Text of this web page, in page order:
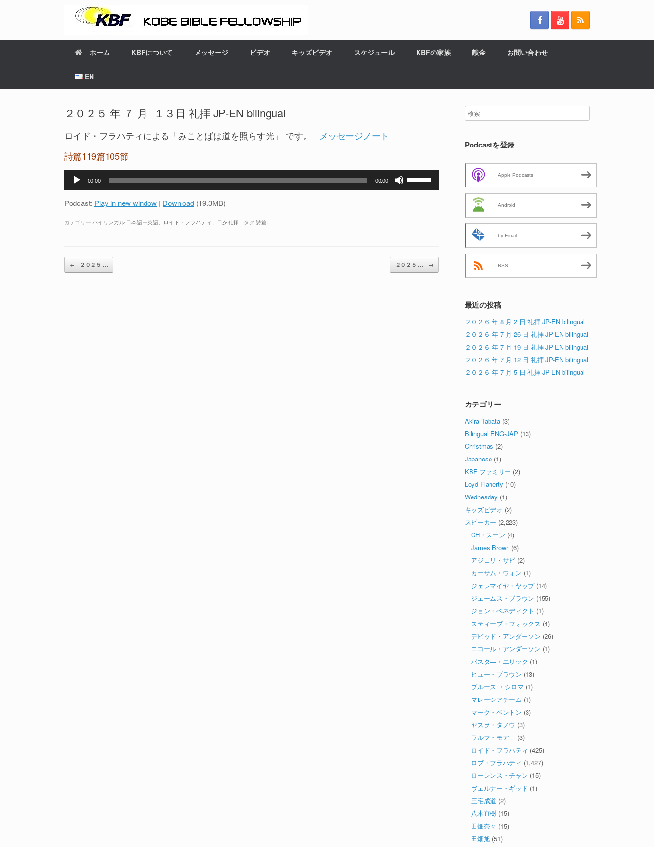
ホーム KBFについて メッセージ ビデオ キッズビデオ スケジュール KBFの家族 献金 お問い合わせ
EN
２０２５ 年 ７ 月 １３日 礼拝 JP-EN bilingual
ロイド・フラハティによる「みことばは道を照らす光」 です。
メッセージノート
詩篇119篇105節
プ
ー
00:00 00:00
に
は
Podcast: Play in new window | Download (19.3MB)
カテゴリー バイリンガル 日本語ー英語 ロイド・フラハティ 日夕礼拝 タグ詩篇
投稿ナビゲーション
← ２０２５ … ２０２５ … →
Podcastを登録
Apple Podcasts
Android
by Email
RSS
最近の投稿
２０２６ 年 8 月 2 日 礼拝 JP-EN bilingual
２０２６ 年 7 月 26 日 礼拝 JP-EN bilingual
２０２６ 年 7 月 19 日 礼拝 JP-EN bilingual
２０２６ 年 7 月 12 日 礼拝 JP-EN bilingual
２０２６ 年 7 月 5 日 礼拝 JP-EN bilingual
カテゴリー
Akira Tabata (3)
Bilingual ENG-JAP (13)
Christmas (2)
Japanese (1)
KBF ファミリー (2)
Loyd Flaherty (10)
Wednesday (1)
キッズビデオ (2)
スピーカー (2,223)
CH・スーン (4)
James Brown (6)
アジェリ・サビ (2)
カーサム・ウォン (1)
ジェレマイヤ・ヤップ(14)
ジェームス・ブラウン (155)
ジョン・ベネディクト (1)
スティーブ・フォックス (4)
デビッド・アンダーソン (26)
ニコール・アンダーソン (1)
パスタ―・エリック (1)
ヒュー・ブラウン (13)
ブルース ・シロマ (1)
マレーシアチーム (1)
マーク・ベントン (3)
ヤスヲ・タノウ (3)
ラルフ・モア― (3)
ロイド・フラハティ (425)
ロブ・フラハティ (1,427)
ローレンス・チャン (15)
ヴェルナー・ギッド (1)
三宅成道 (2)
八木直樹 (15)
田畑奈々 (15)
田畑旭 (51)